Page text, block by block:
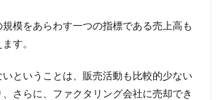
模をあらわす一つの指標である売上高も
す。
ということは、販売活動も比較的少ない
さらに、ファクタリング会社に売却でき